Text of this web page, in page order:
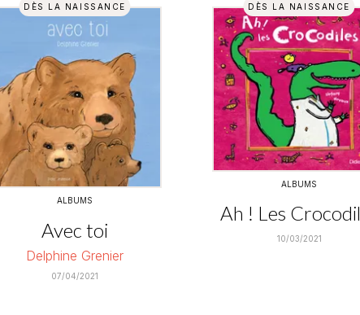
DÈS LA NAISSANCE
ALBUMS
Avec toi
Delphine Grenier
07/04/2021
DÈS LA NAISSANCE
ALBUMS
Ah ! Les
10/03/2021